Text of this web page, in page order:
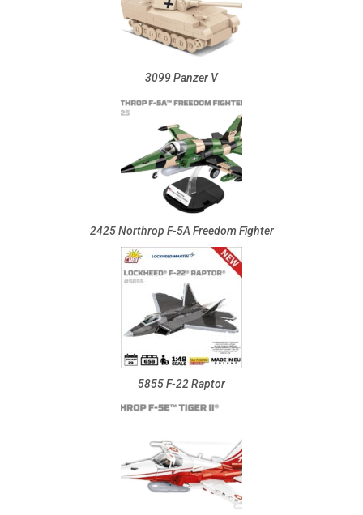
3099 Panzer V
2425 Northrop F-5A Freedom Fighter
5855 F-22 Raptor